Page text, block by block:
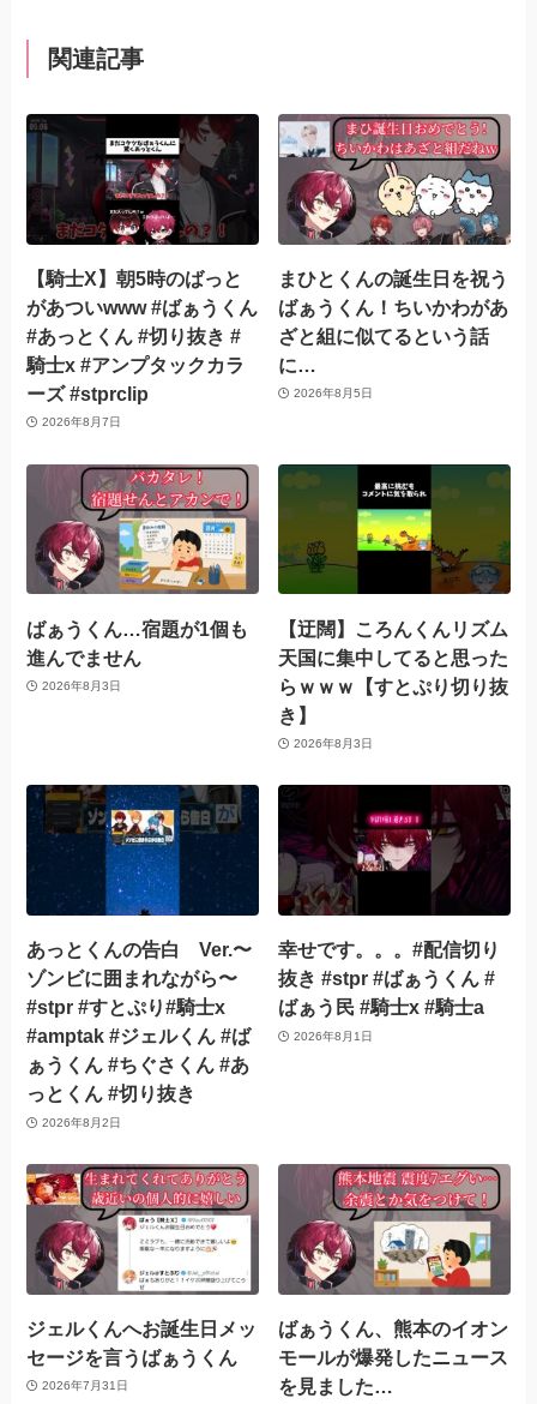
関連記事
【騎士X】朝5時のばっと
があついwww #ばぁうくん
#あっとくん #切り抜き #
騎士x #アンプタックカラ
ーズ #stprclip
2026年8月7日
まひとくんの誕生日を祝う
ばぁうくん！ちいかわがあ
ざと組に似てるという話
に…
2026年8月5日
ばぁうくん…宿題が1個も
進んでません
2026年8月3日
【迂闊】ころんくんリズム
天国に集中してると思った
らｗｗｗ【すとぷり切り抜
き】
2026年8月3日
あっとくんの告白 Ver.〜
ゾンビに囲まれながら〜
#stpr #すとぷり#騎士x
#amptak #ジェルくん #ば
ぁうくん #ちぐさくん #あ
っとくん #切り抜き
2026年8月2日
幸せです。。。#配信切り
抜き #stpr #ばぁうくん #
ばぁう民 #騎士x #騎士a
2026年8月1日
ジェルくんへお誕生日メッ
セージを言うばぁうくん
2026年7月31日
ばぁうくん、熊本のイオン
モールが爆発したニュース
を見ました…